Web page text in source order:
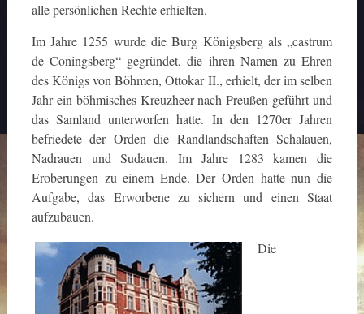
alle persönlichen Rechte erhielten.
Im Jahre 1255 wurde die Burg Königsberg als „castrum
de Coningsberg“ gegründet, die ihren Namen zu Ehren
des Königs von Böhmen, Ottokar II., erhielt, der im selben
Jahr ein böhmisches Kreuzheer nach Preußen geführt und
das Samland unterworfen hatte. In den 1270er Jahren
befriedete der Orden die Randlandschaften Schalauen,
Nadrauen und Sudauen. Im Jahre 1283 kamen die
Eroberungen zu einem Ende. Der Orden hatte nun die
Aufgabe, das Erworbene zu sichern und einen Staat
aufzubauen.
Die